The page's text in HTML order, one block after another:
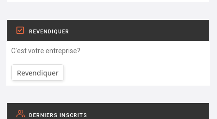
REVENDIQUER
C'est votre entreprise?
Revendiquer
DERNIERS INSCRITS